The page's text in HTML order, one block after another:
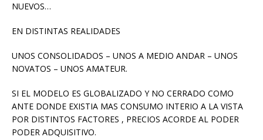
NUEVOS…
EN DISTINTAS REALIDADES
UNOS CONSOLIDADOS – UNOS A MEDIO ANDAR – UNOS
NOVATOS – UNOS AMATEUR.
SI EL MODELO ES GLOBALIZADO Y NO CERRADO COMO
ANTE DONDE EXISTIA MAS CONSUMO INTERIO A LA VISTA
POR DISTINTOS FACTORES , PRECIOS ACORDE AL PODER
PODER ADQUISITIVO.